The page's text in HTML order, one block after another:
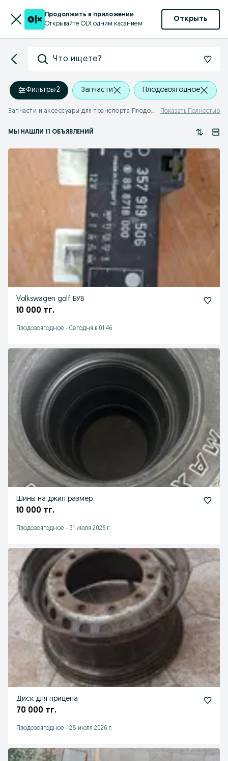
Продолжить в приложении
Открывайте OLX одним касанием
Открыть
Что ищете?
Фильтры·2 Запчасти Плодовоягодное
Запчасти и аксессуары для транспорта Плодовоягодное Показать Полностью
МЫ НАШЛИ 11 ОБЪЯВЛЕНИЙ
Volkswagen golf БУВ
10 000 тг.
Плодовоягодное - Сегодня в 01:46
Шины на джип размер
10 000 тг.
Плодовоягодное - 31 июля 2026 г.
Диск для прицепа
70 000 тг.
Плодовоягодное - 28 июля 2026 г.